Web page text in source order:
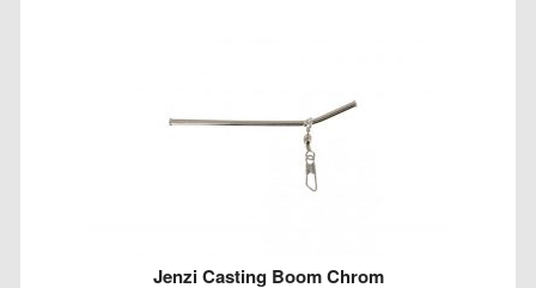
Jenzi Casting Boom Chrom